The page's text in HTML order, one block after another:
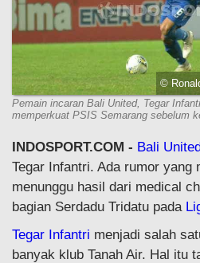
©
Pemain incaran Bali United, Tegar
memperkuat PSIS Semarang sebelum
INDOSPORT.COM - Bali
Tegar Infantri. Ada rumor yang
menunggu hasil dari medical
bagian Serdadu Tridatu pada
Tegar Infantri menjadi salah
banyak klub Tanah Air. Hal itu